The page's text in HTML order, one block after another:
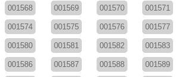
001568 001569 001570 001571
001574 001575 001576 001577
001580 001581 001582 001583
001586 001587 001588 001589